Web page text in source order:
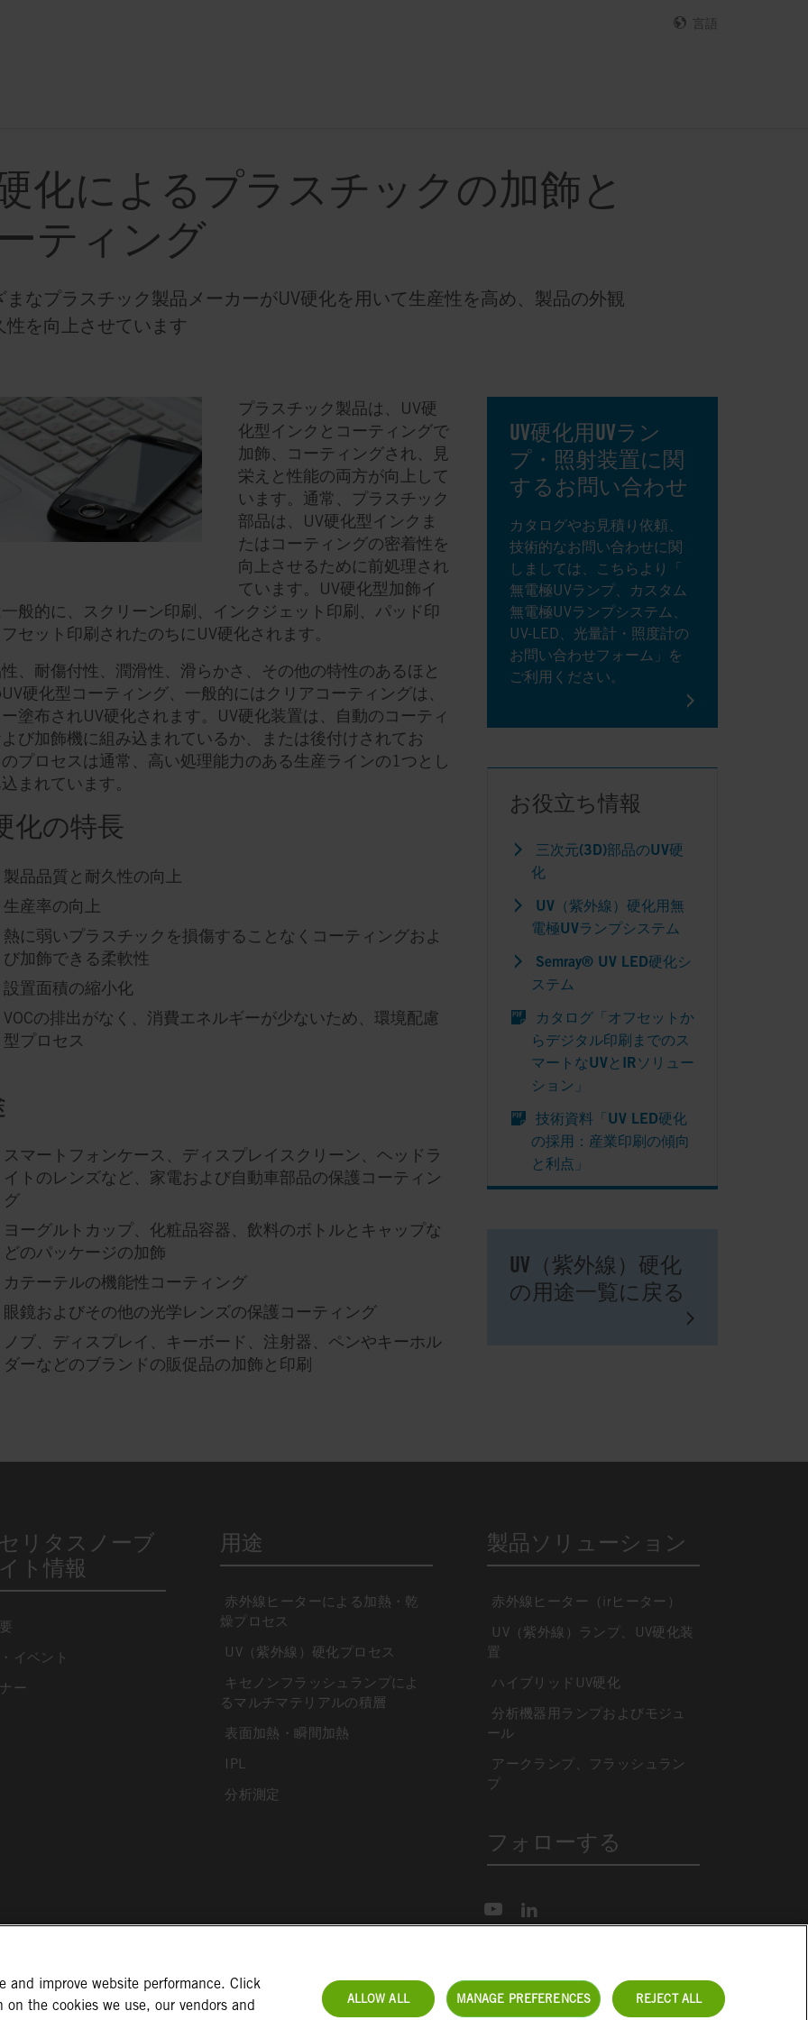
言語
化によるプラスチックの加飾と
ティング
まなプラスチック製品メーカーがUV硬化を用いて生産性を高め、製品の外観
性を向上させています
プラスチック製品は、UV硬
化型インクとコーティングで
加飾、コーティングされ、見
栄えと性能の両方が向上して
います。通常、プラスチック
部品は、UV硬化型インクま
たはコーティングの密着性を
向上させるために前処理され
ています。UV硬化型加飾イ
般的に、スクリーン印刷、インクジェット印刷、パッド印
セット印刷されたのちにUV硬化されます。
、耐傷付性、潤滑性、滑らかさ、その他の特性のあるほと
硬化型コーティング、一般的にはクリアコーティングは、
塗布されUV硬化されます。UV硬化装置は、自動のコーティ
び加飾機に組み込まれているか、または後付けされてお
プロセスは通常、高い処理能力のある生産ラインの1つとし
まれています。
化の特長
製品品質と耐久性の向上
生産率の向上
熱に弱いプラスチックを損傷することなくコーティングおよ
び加飾できる柔軟性
設置面積の縮小化
VOCの排出がなく、消費エネルギーが少ないため、環境配慮
型プロセス
スマートフォンケース、ディスプレイスクリーン、ヘッドラ
イトのレンズなど、家電および自動車部品の保護コーティン
グ
ヨーグルトカップ、化粧品容器、飲料のボトルとキャップな
どのパッケージの加飾
カテーテルの機能性コーティング
眼鏡およびその他の光学レンズの保護コーティング
ノブ、ディスプレイ、キーボード、注射器、ペンやキーホル
ダーなどのブランドの販促品の加飾と印刷
UV硬化用UVラン
プ・照射装置に関
するお問い合わせ
カタログやお見積り依頼、
技術的なお問い合わせに関
しましては、こちらより「
無電極UVランプ、カスタム
無電極UVランプシステム、
UV-LED、光量計・照度計の
お問い合わせフォーム」を
ご利用ください。
お役立ち情報
三次元(3D)部品のUV硬
化
UV（紫外線）硬化用無
電極UVランプシステム
Semray® UV LED硬化シ
ステム
カタログ「オフセットか
らデジタル印刷までのス
マートなUVとIRソリュー
ション」
技術資料「UV LED硬化
の採用：産業印刷の傾向
と利点」
UV（紫外線）硬化
の用途一覧に戻る
リタスノーブ
ト情報
イベント
ー
用途
赤外線ヒーターによる加熱・乾
燥プロセス
UV（紫外線）硬化プロセス
キセノンフラッシュランプによ
るマルチマテリアルの積層
表面加熱・瞬間加熱
IPL
分析測定
製品ソリューション
赤外線ヒーター（irヒーター）
UV（紫外線）ランプ、UV硬化装
置
ハイブリッドUV硬化
分析機器用ランプおよびモジュ
ール
アークランプ、フラッシュラン
プ
フォローする
インプリント 個人情報保護方針 免責事項 お問い合わせ
and improve website performance. Click
the cookies we use, our vendors and
MANAGE PREFERENCES REJECT ALL
ALLOW ALL